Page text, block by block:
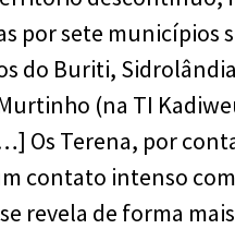
por sete municípios
do Buriti,
(na TI
Os Terena, por
contato intenso
revela de forma